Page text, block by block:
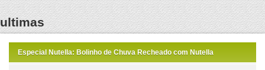
ultimas
Especial Nutella: Bolinho de Chuva Recheado com Nutella